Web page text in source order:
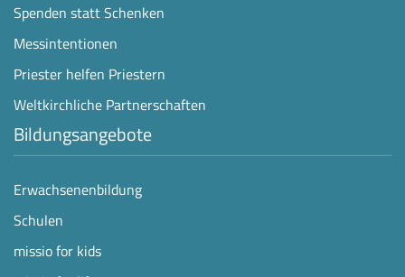
Spenden statt Schenken
Messintentionen
Priester helfen Priestern
Weltkirchliche Partnerschaften
Bildungsangebote
Erwachsenenbildung
Schulen
missio for kids